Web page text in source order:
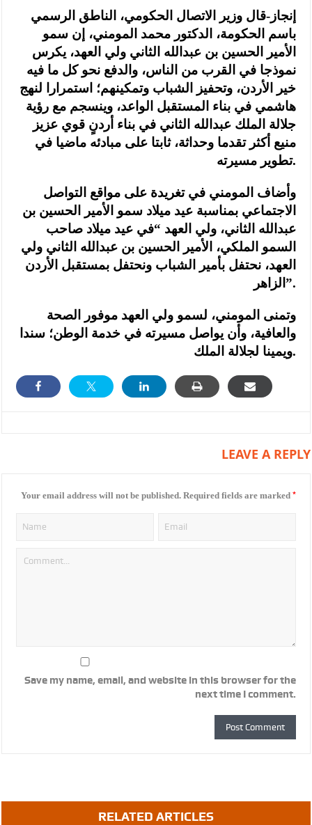
إنجاز-قال وزير الاتصال الحكومي، الناطق الرسمي
باسم الحكومة، الدكتور محمد المومني، إن سمو
الأمير الحسين بن عبدالله الثاني ولي العهد، يكرس
نموذجا في القرب من الناس، والدفع نحو كل ما فيه
خير الأردن، وتحفيز الشباب وتمكينهم؛ استمرارا لنهج
هاشمي في بناء المستقبل الواعد، وينسجم مع رؤية
جلالة الملك عبدالله الثاني في بناء أردنٍ قوي عزيز
منيع أكثر تقدما وحداثة، ثابتا على مبادئه ماضيا في
تطوير مسيرته.
وأضاف المومني في تغريدة على مواقع التواصل
الاجتماعي بمناسبة عيد ميلاد سمو الأمير الحسين بن
عبدالله الثاني، ولي العهد “في عيد ميلاد صاحب
السمو الملكي، الأمير الحسين بن عبدالله الثاني ولي
العهد، نحتفل بأمير الشباب ونحتفل بمستقبل الأردن
الزاهر”.
وتمنى المومني، لسمو ولي العهد موفور الصحة
والعافية، وأن يواصل مسيرته في خدمة الوطن؛ سندا
ويمينا لجلالة الملك.
LEAVE A REPLY
Your email address will not be published. Required fields are marked *
Save my name, email, and website in this browser for the
next time I comment.
RELATED ARTICLES